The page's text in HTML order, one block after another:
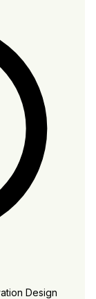
Design